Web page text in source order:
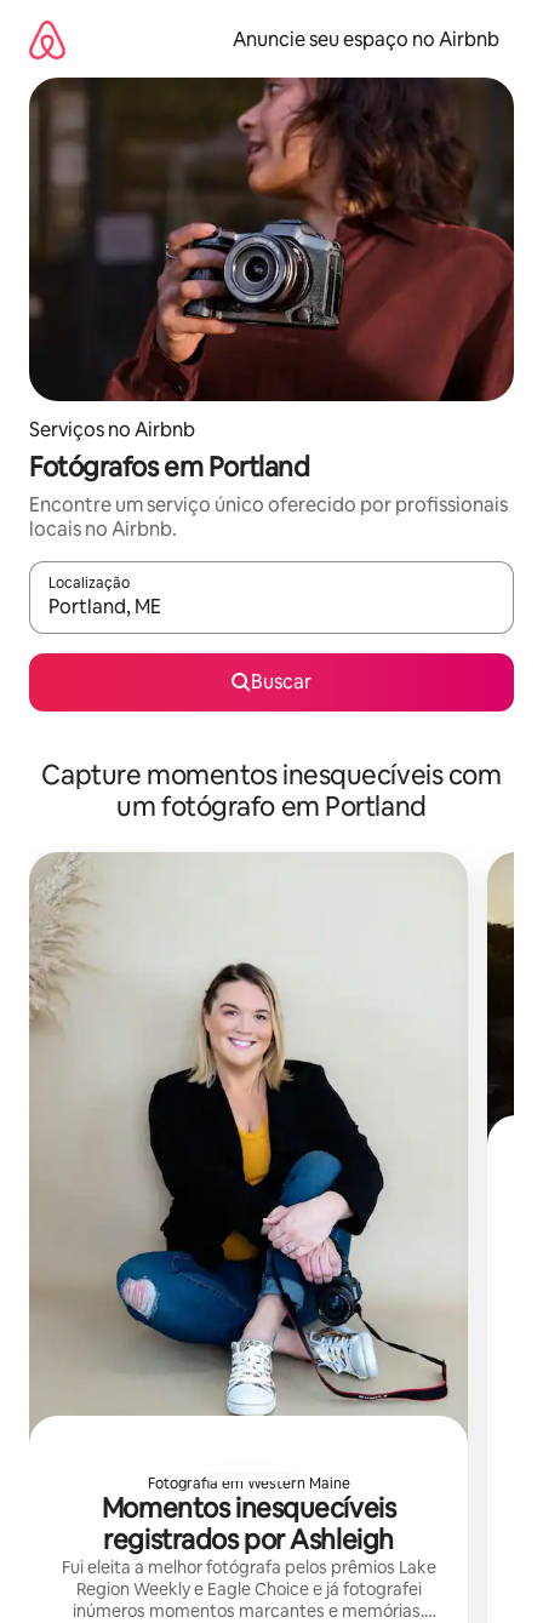
para
conteúdo
Anuncie seu espaço no Airbnb
Serviços no Airbnb
Fotógrafos em Portland
Encontre um serviço único oferecido por profissionais
locais no Airbnb.
Localização
Quando os resultados estiverem disponíveis, explore-os
Buscar
Capture momentos inesquecíveis com
um fotógrafo em Portland
Fotografia em Western Maine
Momentos inesquecíveis
registrados por Ashleigh
Fui eleita a melhor fotógrafa pelos prêmios Lake
Region Weekly e Eagle Choice e já fotografei
inúmeros momentos marcantes e memórias.